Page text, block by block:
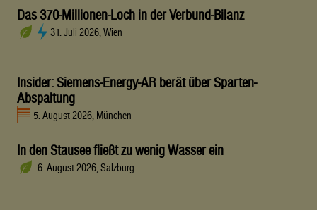
Das 370-Millionen-Loch in der Verbund-Bilanz
31. Juli 2026, Wien
Insider: Siemens-Energy-AR berät über Sparten-
Abspaltung
5. August 2026, München
In den Stausee fließt zu wenig Wasser ein
6. August 2026, Salzburg